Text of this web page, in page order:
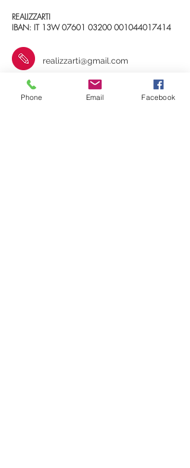
REALIZZARTI
IBAN: IT 13W07601 03200 001044017414
realizzarti@gmail.com
+39 348 3534093
Phone Email Facebook